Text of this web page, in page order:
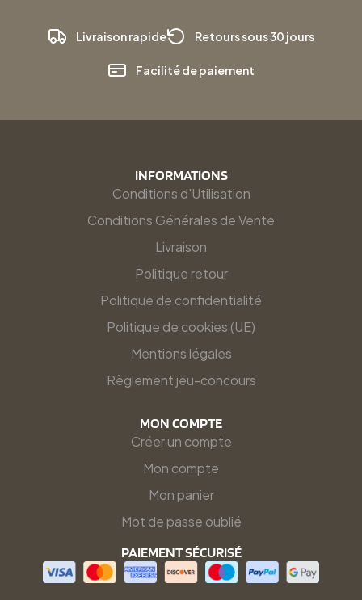
Livraison rapide Retours sous 30 jours
Facilité de paiement
INFORMATIONS
Conditions d'Utilisation
Conditions Générales de Vente
Livraison
Politique retour
Politique de confidentialité
Politique de cookies (UE)
Mentions légales
Règlement jeu-concours
MON COMPTE
Créer un compte
Mon compte
Mon panier
Mot de passe oublié
PAIEMENT SÉCURISÉ